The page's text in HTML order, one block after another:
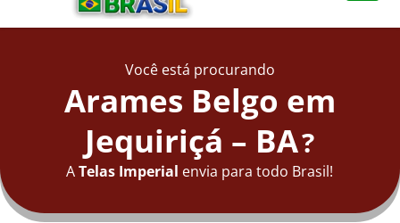
Você está procurando
Arames Belgo em
Jequiriçá – BA?
ATelas Imperial envia para todo Brasil!